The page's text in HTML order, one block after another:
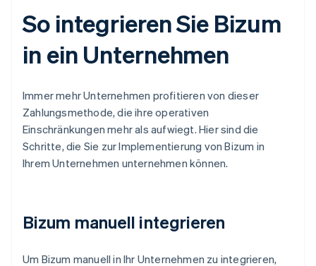
So integrieren Sie Bizum
in ein Unternehmen
Immer mehr Unternehmen profitieren von dieser
Zahlungsmethode, die ihre operativen
Einschränkungen mehr als aufwiegt. Hier sind die
Schritte, die Sie zur Implementierung von Bizum in
Ihrem Unternehmen unternehmen können.
Bizum manuell integrieren
Um Bizum manuell in Ihr Unternehmen zu integrieren,